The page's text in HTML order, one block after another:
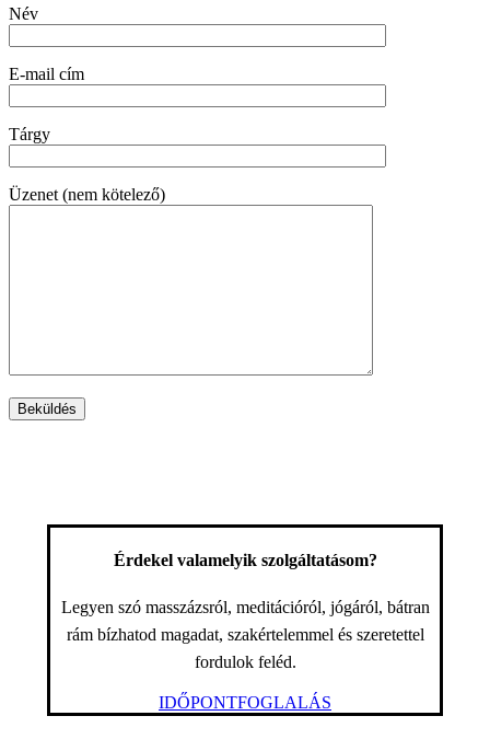
Név
E-mail cím
Tárgy
Üzenet (nem kötelező)
Érdekel valamelyik szolgáltatásom?
Legyen szó masszázsról, meditációról, jógáról, bátran
rám bízhatod magadat, szakértelemmel és szeretettel
fordulok feléd.
IDŐPONTFOGLALÁS